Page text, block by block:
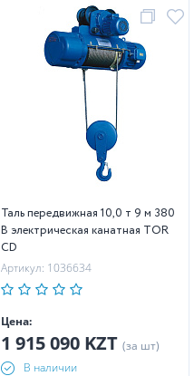
Таль передвижная 10,0 т 9 м 380
В электрическая канатная TOR
CD
Артикул: 1036634
Цена:
1 915 090 KZT (за шт)
В наличии